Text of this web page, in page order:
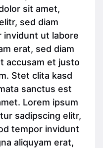
sit amet,
sed diam
invidunt ut labore
erat, sed diam
accusam et justo
Stet clita kasd
sanctus est
Lorem ipsum
sadipscing elitr,
tempor invidunt
aliquyam erat,